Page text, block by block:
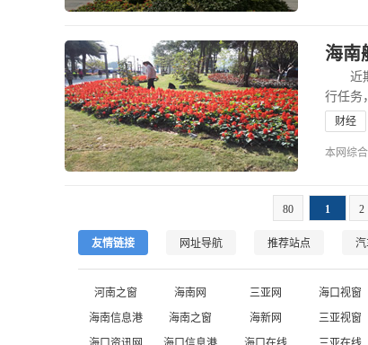
海南
近期
行任
财经
本网综
80 1 2
友情链接 网址导航 推荐站点
河南之窗 海南网 三亚网 海口视窗
海南信息港
海南之窗 海新网 三亚视窗